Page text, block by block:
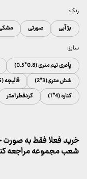
رنگ:
بژ آبی
صورتی
سایز:
پادری نیم متری (0.8*0.5)
شش متری(3*2)
قالیچه (1/5*1)
کناره (4*1)
گردقطر1متر
خرید فعلا فقط به صورت
شعب مجموعه مراجعه